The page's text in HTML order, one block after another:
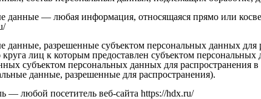
данные — любая информация, относящаяся прямо или
данные, разрешенные субъектом персональных данных
лиц к которым предоставлен субъектом
субъектом персональных данных для распространения
данные, разрешенные для распространения).
— любой посетитель веб-сайта https://hdx.ru/